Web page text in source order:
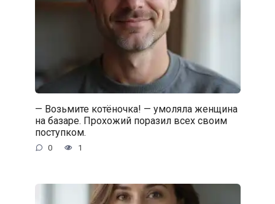
— Возьмите котёночка! — умоляла женщина
на базаре. Прохожий поразил всех своим
поступком.
0 1